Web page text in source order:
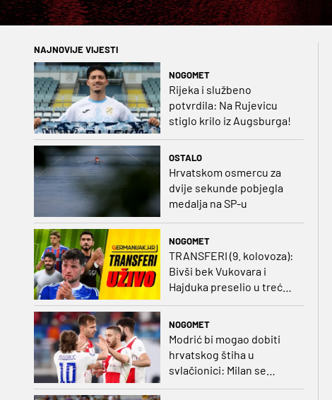
NAJNOVIJE VIJESTI
NOGOMET
Rijeka i službeno
potvrdila: Na Rujevicu
stiglo krilo iz Augsburga!
OSTALO
Hrvatskom osmercu za
dvije sekunde pobjegla
medalja na SP-u
NOGOMET
TRANSFERI (9. kolovoza):
Bivši bek Vukovara i
Hajduka preselio u treću
ligu, đakovački 'sin vjetra'
NOGOMET
Modrić bi mogao dobiti
hrvatskog štiha u
svlačionici: Milan se
raspituje za usluge